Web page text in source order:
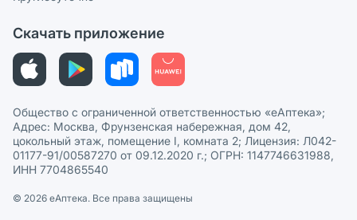
Политика рекомендаций
Этика и соответствие
Политика в отношении обработки персональных данных
Скачать приложение
Общество с ограниченной ответственностью «еАптека»;
Адрес: Москва, Фрунзенская набережная, дом 42,
цокольный этаж, помещение I, комната 2; Лицензия: Л042-
01177-91/00587270 от 09.12.2020 г.; ОГРН: 1147746631988,
ИНН 7704865540
© 2026 eАптека. Все права защищены